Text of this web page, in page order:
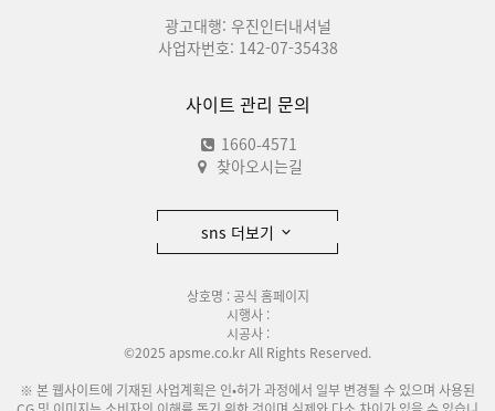
광고대행: 우진인터내셔널
사업자번호: 142-07-35438
사이트 관리 문의
1660-4571
찾아오시는길
sns 더보기
상호명 : 공식 홈페이지
시행사 :
시공사 :
©2025 apsme.co.kr All Rights Reserved.
※ 본 웹사이트에 기재된 사업계획은 인•허가 과정에서 일부 변경될 수 있으며 사용된